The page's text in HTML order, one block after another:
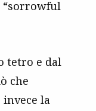
“sorrowful
tetro e dal
che
invece la